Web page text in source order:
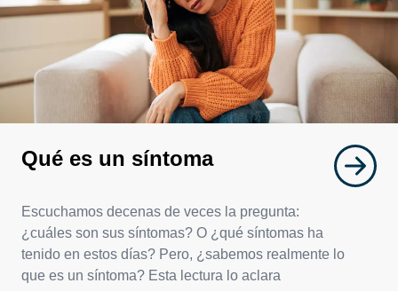
Qué es un síntoma
Escuchamos decenas de veces la pregunta:
¿cuáles son sus síntomas? O ¿qué síntomas ha
tenido en estos días? Pero, ¿sabemos realmente lo
que es un síntoma? Esta lectura lo aclara